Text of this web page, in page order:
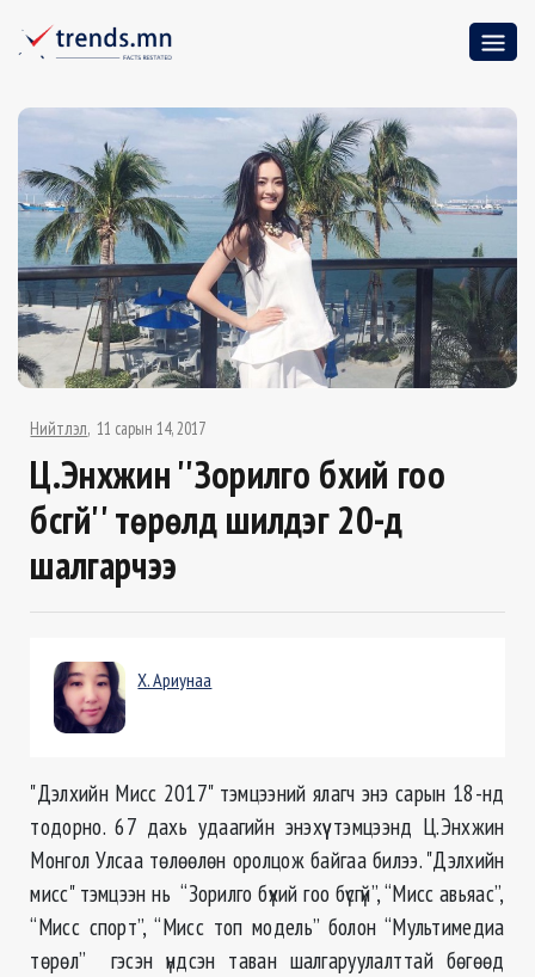
Нийтлэл 11 сарын 14, 2017
Ц.Энхжин ''Зорилго бүхий гоо
бүсгүй'' төрөлд шилдэг 20-д
шалгарчээ
Х. Ариунаа
"Дэлхийн Мисс 2017" тэмцээний ялагч энэ сарын 18-нд
тодорно. 67 дахь удаагийн энэхүү тэмцээнд Ц.Энхжин
Монгол Улсаа төлөөлөн оролцож байгаа билээ. "Дэлхийн
мисс" тэмцээн нь “Зорилго бүхий гоо бүсгүй”, “Мисс авьяас”,
“Мисс спорт”, “Мисс топ модель” болон “Мультимедиа
төрөл” гэсэн үндсэн таван шалгаруулалттай бөгөөд